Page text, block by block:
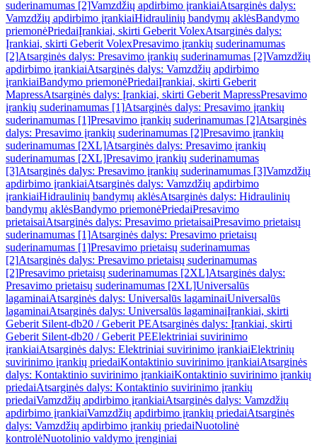
suderinamumas [2]Vamzdžių apdirbimo įrankiaiAtsarginės dalys:
Vamzdžių apdirbimo įrankiaiHidraulinių bandymų aklėsBandymo
priemonėPriedaiĮrankiai, skirti Geberit VolexAtsarginės dalys:
Įrankiai, skirti Geberit VolexPresavimo įrankių suderinamumas
[2]Atsarginės dalys: Presavimo įrankių suderinamumas [2]Vamzdžių
apdirbimo įrankiaiAtsarginės dalys: Vamzdžių apdirbimo
įrankiaiBandymo priemonėPriedaiĮrankiai, skirti Geberit
MapressAtsarginės dalys: Įrankiai, skirti Geberit MapressPresavimo
įrankių suderinamumas [1]Atsarginės dalys: Presavimo įrankių
suderinamumas [1]Presavimo įrankių suderinamumas [2]Atsarginės
dalys: Presavimo įrankių suderinamumas [2]Presavimo įrankių
suderinamumas [2XL]Atsarginės dalys: Presavimo įrankių
suderinamumas [2XL]Presavimo įrankių suderinamumas
[3]Atsarginės dalys: Presavimo įrankių suderinamumas [3]Vamzdžių
apdirbimo įrankiaiAtsarginės dalys: Vamzdžių apdirbimo
įrankiaiHidraulinių bandymų aklėsAtsarginės dalys: Hidraulinių
bandymų aklėsBandymo priemonėPriedaiPresavimo
prietaisaiAtsarginės dalys: Presavimo prietaisaiPresavimo prietaisų
suderinamumas [1]Atsarginės dalys: Presavimo prietaisų
suderinamumas [1]Presavimo prietaisų suderinamumas
[2]Atsarginės dalys: Presavimo prietaisų suderinamumas
[2]Presavimo prietaisų suderinamumas [2XL]Atsarginės dalys:
Presavimo prietaisų suderinamumas [2XL]Universalūs
lagaminaiAtsarginės dalys: Universalūs lagaminaiUniversalūs
lagaminaiAtsarginės dalys: Universalūs lagaminaiĮrankiai, skirti
Geberit Silent-db20 / Geberit PEAtsarginės dalys: Įrankiai, skirti
Geberit Silent-db20 / Geberit PEElektriniai suvirinimo
įrankiaiAtsarginės dalys: Elektriniai suvirinimo įrankiaiElektrinių
suvirinimo įrankių priedaiKontaktinio suvirinimo įrankiaiAtsarginės
dalys: Kontaktinio suvirinimo įrankiaiKontaktinio suvirinimo įrankių
priedaiAtsarginės dalys: Kontaktinio suvirinimo įrankių
priedaiVamzdžių apdirbimo įrankiaiAtsarginės dalys: Vamzdžių
apdirbimo įrankiaiVamzdžių apdirbimo įrankių priedaiAtsarginės
dalys: Vamzdžių apdirbimo įrankių priedaiNuotolinė
kontrolėNuotolinio valdymo įrenginiai